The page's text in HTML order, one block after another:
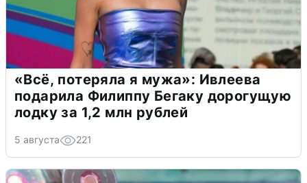
«Всё, потеряла я мужа»: Ивлеева
подарила Филиппу Бегаку дорогущую
лодку за 1,2 млн рублей
5 августа 221